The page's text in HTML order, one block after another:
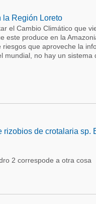
la Región Loreto
el Cambio Climático que
este produce en la
que aproveche la
no hay un sistema
de crotalaria sp.
2 correspode a otra cosa